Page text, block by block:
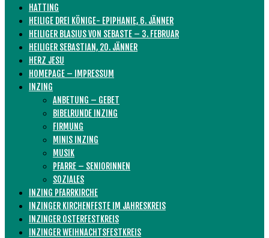
HATTING
HEILIGE DREI KÖNIGE- EPIPHANIE, 6. JÄNNER
HEILIGER BLASIUS VON SEBASTE – 3. FEBRUAR
HEILIGER SEBASTIAN, 20. JÄNNER
HERZ JESU
HOMEPAGE – IMPRESSUM
INZING
ANBETUNG – GEBET
BIBELRUNDE INZING
FIRMUNG
MINIS INZING
MUSIK
PFARRE – SENIORINNEN
SOZIALES
INZING PFARRKIRCHE
INZINGER KIRCHENFESTE IM JAHRESKREIS
INZINGER OSTERFESTKREIS
INZINGER WEIHNACHTSFESTKREIS